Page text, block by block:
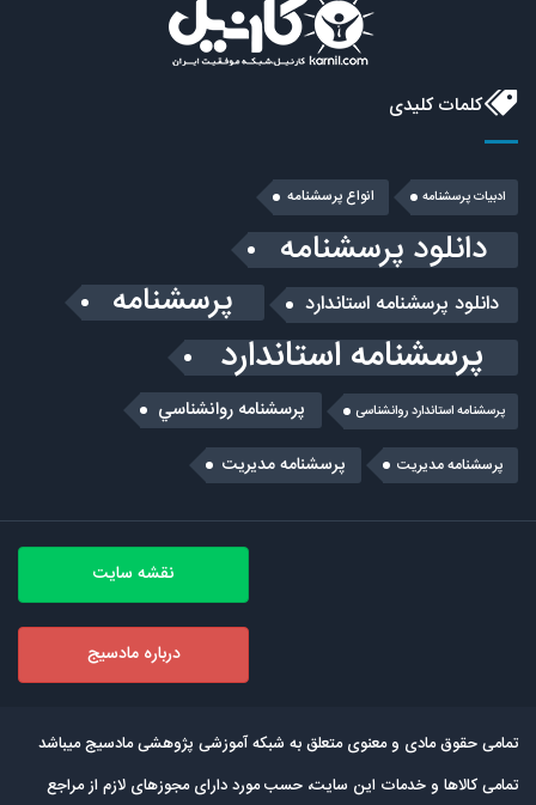
کلمات کلیدی
ادبیات پرسشنامه انواع پرسشنامه
دانلود پرسشنامه
دانلود پرسشنامه استاندارد پرسشنامه
پرسشنامه استاندارد
پرسشنامه استاندارد روانشناسی پرسشنامه روانشناسي
پرسشنامه مديريت پرسشنامه مدیریت
نقشه سایت
درباره مادسیج
تمامی حقوق مادی و معنوی متعلق به شبکه آموزشی پژوهشی مادسیج میباشد
تمامی كالاها و خدمات این سایت، حسب مورد دارای مجوزهای لازم از مراجع